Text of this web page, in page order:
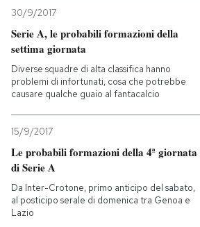
30/9/2017
Serie A, le probabili formazioni della
settima giornata
Diverse squadre di alta classifica hanno
problemi di infortunati, cosa che potrebbe
causare qualche guaio al fantacalcio
15/9/2017
Le probabili formazioni della 4ª giornata
di Serie A
Da Inter-Crotone, primo anticipo del sabato,
al posticipo serale di domenica tra Genoa e
Lazio